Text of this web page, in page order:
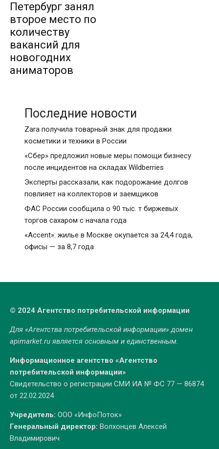
Петербург занял
второе место по
количеству
вакансий для
новогодних
аниматоров
Последние новости
Zara получила товарный знак для продажи
косметики и техники в России
«Сбер» предложил новые меры помощи бизнесу
после инцидентов на складах Wildberries
Эксперты рассказали, как подорожание долгов
повлияет на коллекторов и заемщиков
ФАС России сообщила о 90 тыс. т биржевых
торгов сахаром с начала года
«Accent»: жилье в Москве окупается за 24,4 года,
офисы — за 8,7 года
© 2024 Агентство потребительской информации
Для «Агентства потребительской информации» домен
apimarket.ruявляется основным и единственным.
Информационное агентство «Агентство
потребительской информации»
Свидетельство о регистрации СМИ ИА № ФС 77 — 86874
от 22.02.2024
Учредитель: ООО «ИнфоПоток»
Генеральный директор: Волхонцев Алексей
Владимирович